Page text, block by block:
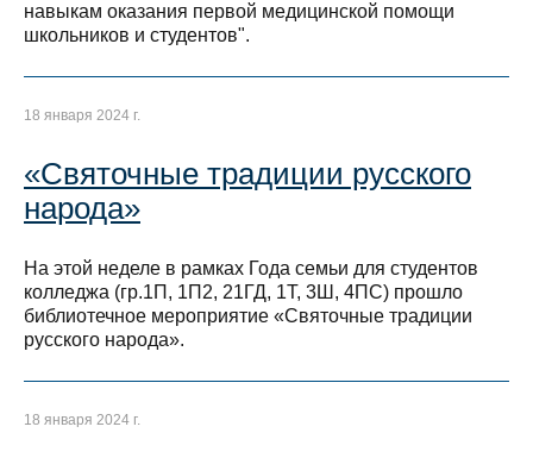
навыкам оказания первой медицинской помощи
школьников и студентов".
18 января 2024 г.
«Святочные традиции русского
народа»
На этой неделе в рамках Года семьи для студентов
колледжа (гр.1П, 1П2, 21ГД, 1Т, 3Ш, 4ПС) прошло
библиотечное мероприятие «Святочные традиции
русского народа».
18 января 2024 г.